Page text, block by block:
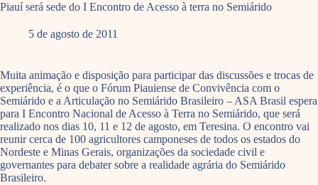
Piauí será sede do I Encontro de Acesso à terra no Semiárido
5 de agosto de 2011
Muita animação e disposição para participar das discussões e trocas de
experiência, é o que o Fórum Piauiense de Convivência com o
Semiárido e a Articulação no Semiárido Brasileiro – ASA Brasil espera
para I Encontro Nacional de Acesso à Terra no Semiárido, que será
realizado nos dias 10, 11 e 12 de agosto, em Teresina. O encontro vai
reunir cerca de 100 agricultores camponeses de todos os estados do
Nordeste e Minas Gerais, organizações da sociedade civil e
governantes para debater sobre a realidade agrária do Semiárido
Brasileiro.